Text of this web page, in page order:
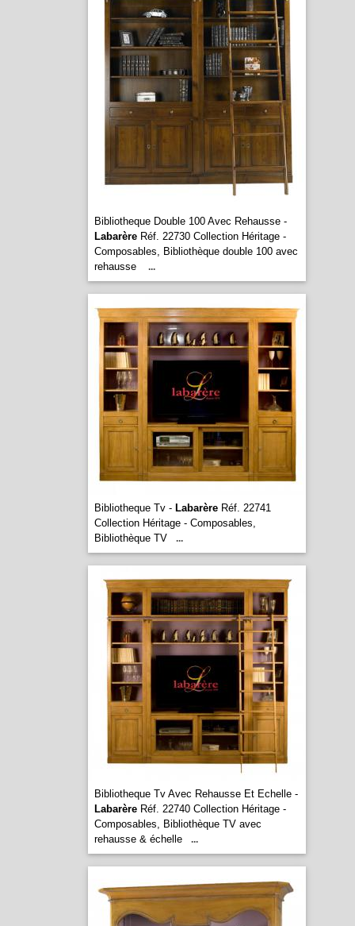
Bibliotheque Double 100 Avec Rehausse -
LabarèreRéf. 22730 Collection Héritage -
Composables, Bibliothèque double 100 avec
rehausse
...
Bibliotheque Tv - LabarèreRéf. 22741
Collection Héritage - Composables,
Bibliothèque TV
...
Bibliotheque Tv Avec Rehausse Et Echelle -
LabarèreRéf. 22740 Collection Héritage -
Composables, Bibliothèque TV avec
rehausse & échelle
...